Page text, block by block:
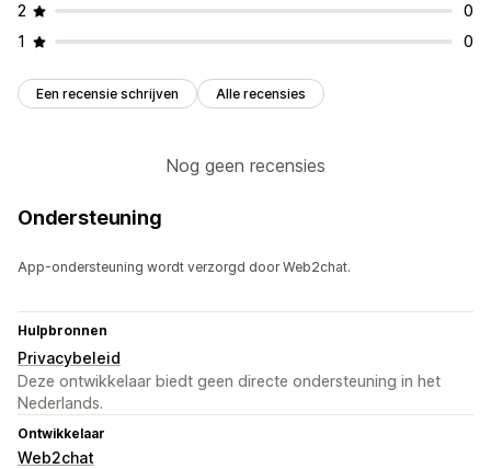
2
0
1
0
Een recensie schrijven Alle recensies
Nog geen recensies
Ondersteuning
App-ondersteuning wordt verzorgd door Web2chat.
Hulpbronnen
Privacybeleid
Deze ontwikkelaar biedt geen directe ondersteuning in het
Nederlands.
Ontwikkelaar
Web2chat